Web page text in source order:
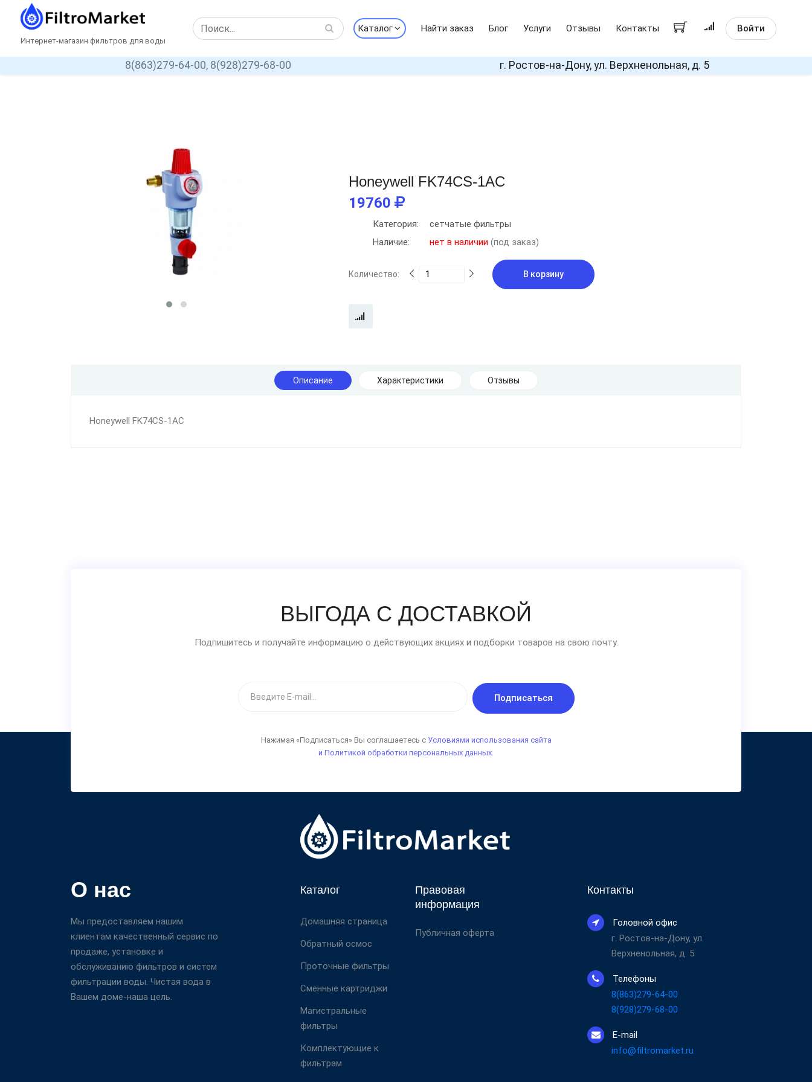
Интернет-магазин фильтров для воды
Каталог Найти заказ Блог Услуги Отзывы Контакты Войти
8(863)279-64-00, 8(928)279-68-00 г. Ростов-на-Дону, ул. Верхненольная, д. 5
Honeywell FK74CS-1AC
19760
Категория:
сетчатые фильтры
Наличие:
нет в наличии (под заказ)
Количество: В корзину
Описание Характеристики Отзывы
Honeywell FK74CS-1AC
ВЫГОДА С ДОСТАВКОЙ
Подпишитесь и получайте информацию о действующих акциях и подборки товаров на свою почту.
Подписаться
Нажимая «Подписаться» Вы соглашаетесь с Условиями использования сайта
и Политикой обработки персональных данных.
О нас
Мы предоставляем нашим
клиентам качественный сервис по
продаже, установке и
обслуживанию фильтров и систем
фильтрации воды. Чистая вода в
Вашем доме-наша цель.
Каталог
Домашняя страница
Обратный осмос
Проточные фильтры
Сменные картриджи
Магистральные
фильтры
Комплектующие к
фильтрам
Правовая
информация
Публичная оферта
Контакты
Головной офис
г. Ростов-на-Дону, ул.
Верхненольная, д. 5
Телефоны
8(863)279-64-00
8(928)279-68-00
E-mail
info@filtromarket.ru